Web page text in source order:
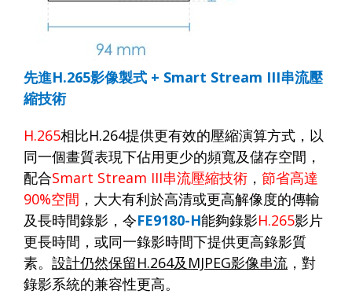
先進H.265影像製式 + Smart Stream III串流壓
縮技術
H.265相比H.264提供更有效的壓縮演算方式，以
同一個畫質表現下佔用更少的頻寬及儲存空間，
配合Smart Stream III串流壓縮技術 ， 節省高達
90%空間 ，大大有利於高清或更高解像度的傳輸
及長時間錄影，令FE9180-H能夠錄影H.265影片
更長時間，或同一錄影時間下提供更高錄影質
素。 設計仍然保留H.264及 MJPEG影像串流 ，對
錄影系統的兼容性更高。